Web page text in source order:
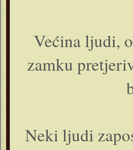
Većina ljudi,
zamku
Neki ljudi